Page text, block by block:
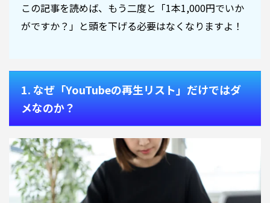
この記事を読めば、もう二度と「1本1,000円でいか
がですか？」と頭を下げる必要はなくなりますよ！
1. なぜ「YouTubeの再生リスト」だけではダ
メなのか？